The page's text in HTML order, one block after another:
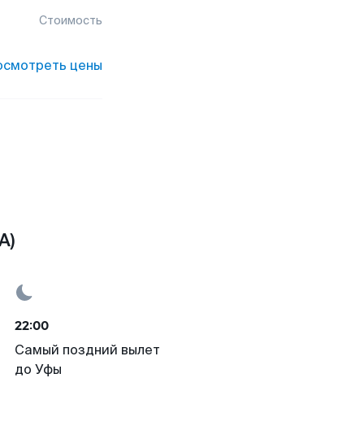
Стоимость
цены
22:00
Самый поздний вылет
до Уфы